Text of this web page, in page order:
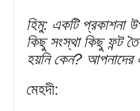
হিমু: একটি প্রকাশনা
কিছু সংস্থা কিছু ফন্ট
হয়নি কেন? আপনাদের
মেহদী: